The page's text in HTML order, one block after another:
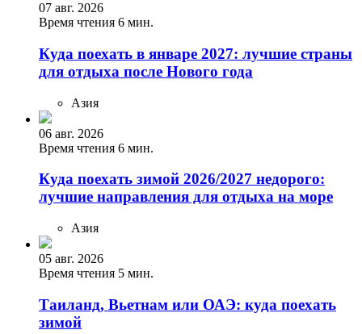
07 авг. 2026
Время чтения 6 мин.
Куда поехать в январе 2027: лучшие страны
для отдыха после Нового года
Азия
06 авг. 2026
Время чтения 6 мин.
Куда поехать зимой 2026/2027 недорого:
лучшие направления для отдыха на море
Азия
05 авг. 2026
Время чтения 5 мин.
Таиланд, Вьетнам или ОАЭ: куда поехать
зимой